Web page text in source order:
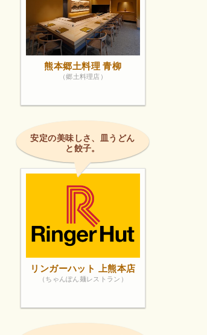
熊本郷土料理 青柳
（郷土料理店）
安定の美味しさ、皿うどん
と餃子。
リンガーハット 上熊本店
（ちゃんぽん麺レストラン）